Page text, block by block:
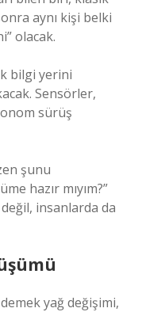
aynı kişi belki
olacak.
bilgi yerini
Sensörler,
sürüş
şunu
hazır mıyım?”
insanlarda da
yağ değişimi,